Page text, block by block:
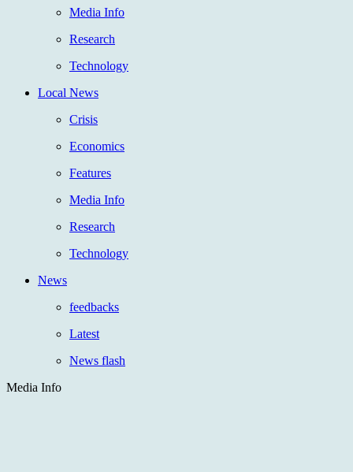
Media Info
Research
Technology
Local News
Crisis
Economics
Features
Media Info
Research
Technology
News
feedbacks
Latest
News flash
Media Info